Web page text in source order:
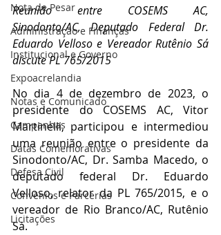
Nota de Pesar
Administração e Finanças
Institucional e Governo
Expoacrelandia
Notas e Comunicado
Campanhas
Datas Comemorativas
Defesa Civil
Convênios e Parcerias
Licitações
Reunião entre COSEMS AC,
Sinodonto/AC, Deputado Federal Dr.
Eduardo Velloso e Vereador Rutênio Sá
discute PL 765/2015
No dia 4 de dezembro de 2023, o
presidente do COSEMS AC, Vitor
Martinelli, participou e intermediou
uma reunião entre o presidente da
Sinodonto/AC, Dr. Samba Macedo, o
deputado federal Dr. Eduardo
Velloso, relator da PL 765/2015, e o
vereador de Rio Branco/AC, Rutênio
Sá.